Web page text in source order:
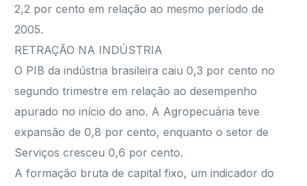
2,2 por cento em relação ao mesmo período de
2005.
RETRAÇÃO NA INDÚSTRIA
O PIB da indústria brasileira caiu 0,3 por cento no
segundo trimestre em relação ao desempenho
apurado no início do ano. A Agropecuária teve
expansão de 0,8 por cento, enquanto o setor de
Serviços cresceu 0,6 por cento.
A formação bruta de capital fixo, um indicador do